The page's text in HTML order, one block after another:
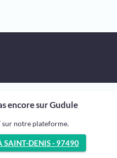
encore sur Gudule
sur notre plateforme.
SAINT-DENIS - 97490